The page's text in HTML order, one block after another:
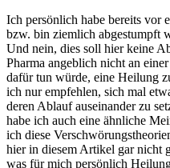
Ich persönlich habe bereits vor
bzw. bin ziemlich abgestumpft
Und nein, dies soll hier keine
Pharma angeblich nicht an
dafür tun würde, eine Heilung
ich nur empfehlen, sich mal
deren Ablauf auseinander zu
habe ich auch eine ähnliche
ich diese
hier in diesem Artikel gar nicht
was für mich persönlich